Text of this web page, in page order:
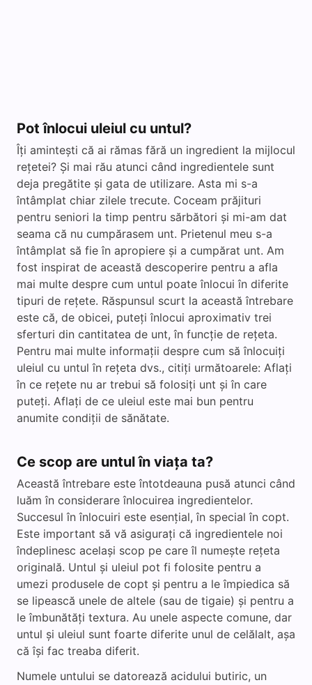
Pot înlocui uleiul cu untul?
Îți amintești că ai rămas fără un ingredient la mijlocul
rețetei? Și mai rău atunci când ingredientele sunt
deja pregătite și gata de utilizare. Asta mi s-a
întâmplat chiar zilele trecute. Coceam prăjituri
pentru seniori la timp pentru sărbători și mi-am dat
seama că nu cumpărasem unt. Prietenul meu s-a
întâmplat să fie în apropiere și a cumpărat unt. Am
fost inspirat de această descoperire pentru a afla
mai multe despre cum untul poate înlocui în diferite
tipuri de rețete. Răspunsul scurt la această întrebare
este că, de obicei, puteți înlocui aproximativ trei
sferturi din cantitatea de unt, în funcție de rețeta.
Pentru mai multe informații despre cum să înlocuiți
uleiul cu untul în rețeta dvs., citiți următoarele: Aflați
în ce rețete nu ar trebui să folosiți unt și în care
puteți. Aflați de ce uleiul este mai bun pentru
anumite condiții de sănătate.
Ce scop are untul în viața ta?
Această întrebare este întotdeauna pusă atunci când
luăm în considerare înlocuirea ingredientelor.
Succesul în înlocuiri este esențial, în special în copt.
Este important să vă asigurați că ingredientele noi
îndeplinesc același scop pe care îl numește rețeta
originală. Untul și uleiul pot fi folosite pentru a
umezi produsele de copt și pentru a le împiedica să
se lipească unele de altele (sau de tigaie) și pentru a
le îmbunătăți textura. Au unele aspecte comune, dar
untul și uleiul sunt foarte diferite unul de celălalt, așa
că își fac treaba diferit.
Numele untului se datorează acidului butiric, un